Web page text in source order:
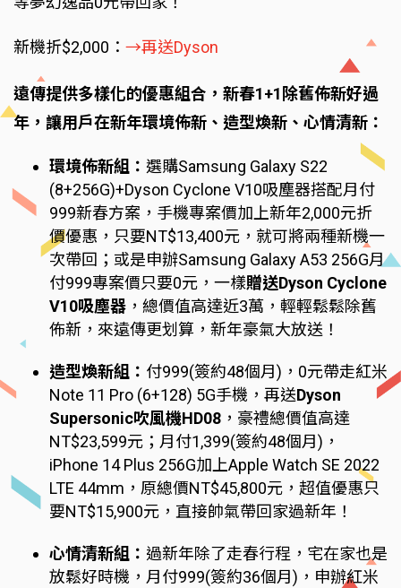
新機折$2,000： →再送Dyson
遠傳提供多樣化的優惠組合，新春1+1除舊佈新好過
年，讓用戶在新年環境佈新、造型煥新、心情清新：
環境佈新組： 選購Samsung Galaxy S22
(8+256G)+Dyson Cyclone V10吸塵器搭配月付
999新春方案，手機專案價加上新年2,000元折
價優惠，只要NT$13,400元，就可將兩種新機一
次帶回；或是申辦Samsung Galaxy A53 256G月
付999專案價只要0元，一樣贈送Dyson Cyclone
V10吸塵器 ，總價值高達近3萬，輕輕鬆鬆除舊
佈新，來遠傳更划算，新年豪氣大放送！
造型煥新組： 付999(簽約48個月)，0元帶走紅米
Note 11 Pro (6+128) 5G手機，再送Dyson
Supersonic吹風機HD08 ，豪禮總價值高達
NT$23,599元；月付1,399(簽約48個月)，
iPhone 14 Plus 256G加上Apple Watch SE 2022
LTE 44mm，原總價NT$45,800元，超值優惠只
要NT$15,900元，直接帥氣帶回家過新年！
心情清新組： 過新年除了走春行程，宅在家也是
放鬆好時機，月付999(簽約36個月)，申辦紅米